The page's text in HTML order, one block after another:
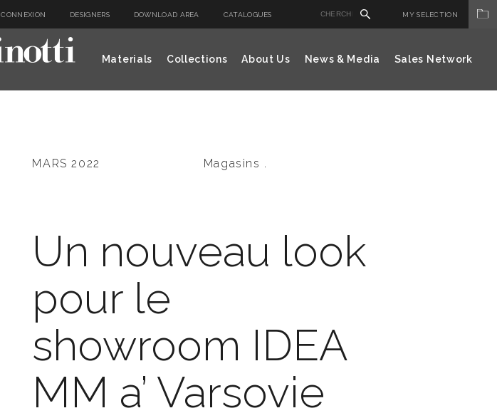
CONNEXION DESIGNERS DOWNLOAD AREA CATALOGUES MY SELECTION
Materials Collections About Us News & Media Sales Network
MARS 2022 Magasins .
Un nouveau look
pour le
showroom IDEA
MM a’ Varsovie